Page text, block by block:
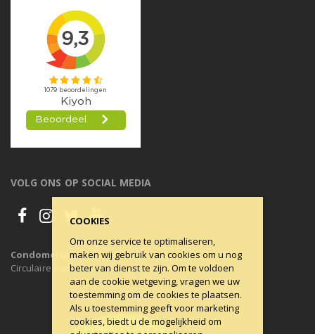
VOLG ONS OP SOCIAL MEDIA
Condomerie is 100% CO2-neutraal, al sinds 2011
Circulaire Economie ons uitgangspunt.
COOKIES
Om onze service te optimaliseren,
maken wij gebruik van cookies om u nog
beter van dienst te zijn. Om te voldoen
aan de cookie wetgeving, vragen we uw
toestemming om de cookies te plaatsen.
Als u toestemming geeft voor marketing
cookies, biedt u de mogelijkheid om